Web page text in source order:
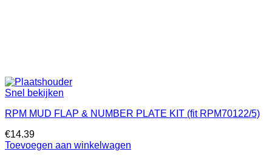
Snel bekijken
RPM MUD FLAP & NUMBER PLATE KIT (fit RPM70122/5)
€14.39
Toevoegen aan winkelwagen